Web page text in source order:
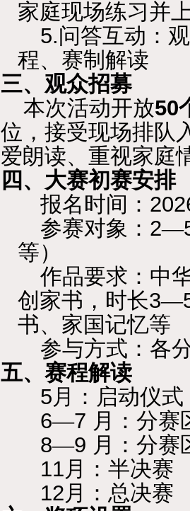
家庭现场练习并
5.问答互动：
程、赛制解读
三、观众招募
本次活动开放50
位，接受现场排队
爱朗读、重视家庭
四、大赛初赛安排
报名时间：
参赛对象： 2—
等）
作品要求：中
创家书，时长3—
书、家国记忆等
参与方式：各
五、赛程解读
5月：启动仪式
6—7 月：分赛
8—9 月：分赛
11月：半决赛
12月：总决赛